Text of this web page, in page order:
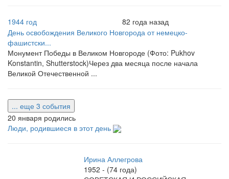
1944 год
82 года назад
День освобождения Великого Новгорода от немецко-
фашистски...
Монумент Победы в Великом Новгороде (Фото: Pukhov
Konstantin, Shutterstock)Через два месяца после начала
Великой Отечественной ...
... еще 3 события
20 января родились
Люди, родившиеся в этот день
Ирина Аллегрова
1952 - (74 года)